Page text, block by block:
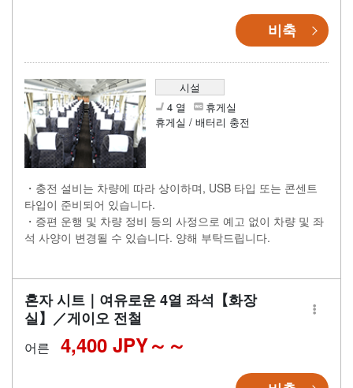
비축
시설
4 열
휴게실
휴게실 / 배터리 충전
・충전 설비는 차량에 따라 상이하며, USB 타입 또는 콘센트
타입이 준비되어 있습니다.
・증편 운행 및 차량 정비 등의 사정으로 예고 없이 차량 및 좌
석 사양이 변경될 수 있습니다. 양해 부탁드립니다.
혼자 시트｜여유로운 4열 좌석【화장
실】／게이오 전철
어른 4,400 JPY～